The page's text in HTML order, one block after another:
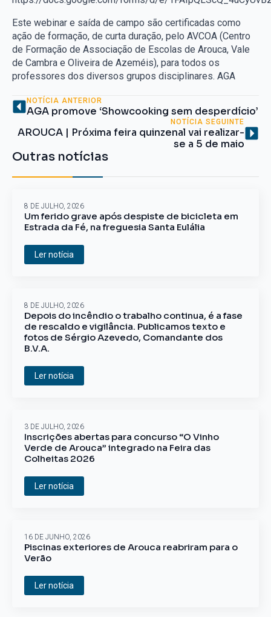
Este webinar e saída de campo são certificadas como
ação de formação, de curta duração, pelo AVCOA (Centro
de Formação de Associação de Escolas de Arouca, Vale
de Cambra e Oliveira de Azeméis), para todos os
professores dos diversos grupos disciplinares. AGA
NOTÍCIA ANTERIOR
AGA promove ‘Showcooking sem desperdício’
NOTÍCIA SEGUINTE
AROUCA | Próxima feira quinzenal vai realizar-
se a 5 de maio
Outras notícias
Um ferido grave após despiste de bicicleta em
Estrada da Fé, na freguesia Santa Eulália
8 DE JULHO, 2026
Ler notícia
Depois do incêndio o trabalho continua, é a fase
de rescaldo e vigilância. Publicamos texto e
fotos de Sérgio Azevedo, Comandante dos
B.V.A.
8 DE JULHO, 2026
Ler notícia
Inscrições abertas para concurso “O Vinho
Verde de Arouca” integrado na Feira das
Colheitas 2026
3 DE JULHO, 2026
Ler notícia
Piscinas exteriores de Arouca reabriram para o
Verão
16 DE JUNHO, 2026
Ler notícia